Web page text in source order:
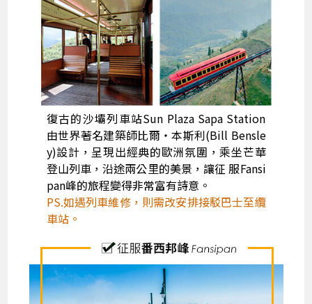
復古的沙壩列車站Sun Plaza Sapa Station
由世界著名建築師比爾‧本斯利(Bill Bensle
y)設計，呈現出經典的歐洲氛圍，乘坐芒華
登山列車，沿途兩公里的美景，讓征 服Fansi
pan峰的旅程變得非常富有詩意。
PS.如遇列車維修，則需改安排接駁巴士至纜
車站。